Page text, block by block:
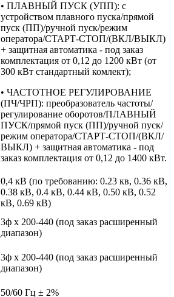
• ПЛАВНЫЙ ПУСК (УПП): с
устройством плавного пуска/прямой
пуск (ПП)/ручной пуск/режим
оператора/СТАРТ-СТОП/(ВКЛ/ВЫКЛ)
+ защитная автоматика - под заказ
комплектация от 0,12 до 1200 кВт (от
300 кВт стандартный комлект);
• ЧАСТОТНОЕ РЕГУЛИРОВАНИЕ
(ПЧ/ЧРП): преобразователь частоты/
регулирование оборотов/ПЛАВНЫЙ
ПУСК/прямой пуск (ПП)/ручной пуск/
режим оператора/СТАРТ-СТОП/(ВКЛ/
ВЫКЛ) + защитная автоматика - под
заказ комплектация от 0,12 до 1400 кВт.
0,4 кВ (по требованию: 0.23 кв, 0.36 кВ,
0.38 кВ, 0.4 кВ, 0.44 кВ, 0.50 кВ, 0.52
кВ, 0.69 кВ)
3ф х 200-440 (под заказ расширенный
диапазон)
3ф х 200-440 (под заказ расширенный
диапазон)
50/60 Гц ± 2%